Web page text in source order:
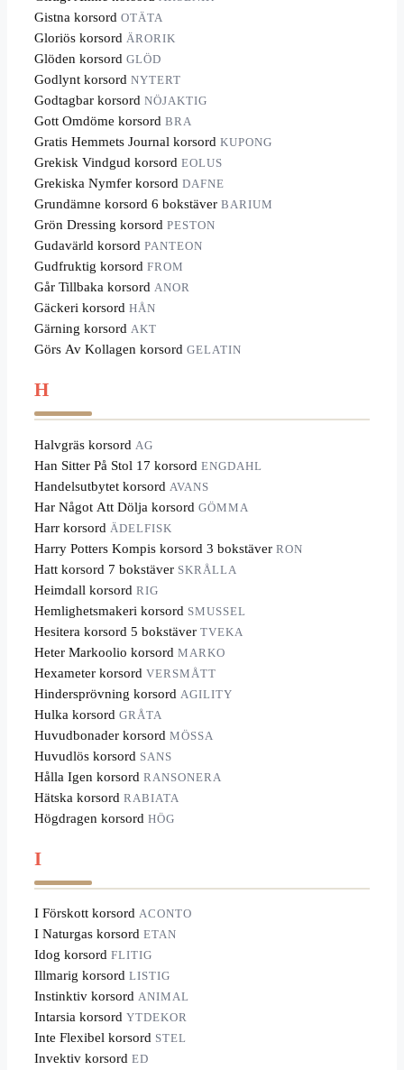
Gistna korsord OTÄTA
Gloriös korsord ÄRORIK
Glöden korsord GLÖD
Godlynt korsord NYTERT
Godtagbar korsord NÖJAKTIG
Gott Omdöme korsord BRA
Gratis Hemmets Journal korsord KUPONG
Grekisk Vindgud korsord EOLUS
Grekiska Nymfer korsord DAFNE
Grundämne korsord 6 bokstäver BARIUM
Grön Dressing korsord PESTON
Gudavärld korsord PANTEON
Gudfruktig korsord FROM
Går Tillbaka korsord ANOR
Gäckeri korsord HÅN
Gärning korsord AKT
Görs Av Kollagen korsord GELATIN
H
Halvgräs korsord AG
Han Sitter På Stol 17 korsord ENGDAHL
Handelsutbytet korsord AVANS
Har Något Att Dölja korsord GÖMMA
Harr korsord ÄDELFISK
Harry Potters Kompis korsord 3 bokstäver RON
Hatt korsord 7 bokstäver SKRÅLLA
Heimdall korsord RIG
Hemlighetsmakeri korsord SMUSSEL
Hesitera korsord 5 bokstäver TVEKA
Heter Markoolio korsord MARKO
Hexameter korsord VERSMÅTT
Hindersprövning korsord AGILITY
Hulka korsord GRÅTA
Huvudbonader korsord MÖSSA
Huvudlös korsord SANS
Hålla Igen korsord RANSONERA
Hätska korsord RABIATA
Högdragen korsord HÖG
I
I Förskott korsord ACONTO
I Naturgas korsord ETAN
Idog korsord FLITIG
Illmarig korsord LISTIG
Instinktiv korsord ANIMAL
Intarsia korsord YTDEKOR
Inte Flexibel korsord STEL
Invektiv korsord ED